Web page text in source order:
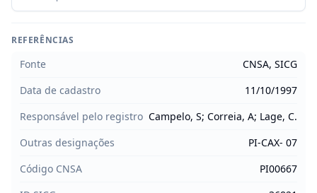
REFERÊNCIAS
Fonte
CNSA, SICG
Data de cadastro
11/10/1997
Responsável pelo registro Campelo, S; Correia, A; Lage, C.
Outras designações
PI-CAX- 07
Código CNSA
PI00667